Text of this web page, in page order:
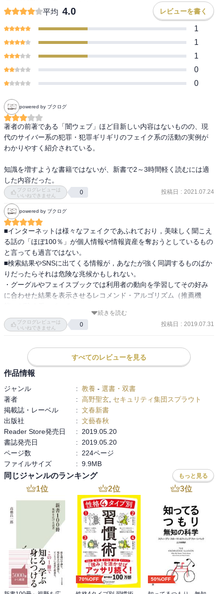
振り込め詐欺につながる偽メール。
人間の欲望につけ込む偽「出会い系」。
いまや誰もが「フェイク」の被害者になりうる時代なのだ。前作
『闇（ダーク）ウェブ』で、インターネットの闇世界をいち早く指
間にはびこる「フェイク」の実態に迫り、その上で、この情報社会
を生き抜くための心得を伝授する。
平均 4.0 レビューを書く
1
1
1
0
0
powered by ブクログ
著者の前著である「闇ウェブ」ほど目新しい内容はないものの、現
代のサイバー系の犯罪・犯罪ギリギリのフェイク系の活動の実例が
わかりやすく紹介されている。
知識を増すような書籍ではないが、新書で2～3時間軽く読むには適
した内容だった。
ブクログレビューは
いいねできません
0 投稿日 : 2021.07.24
powered by ブクログ
■インターネットは様々なフェイクであふれており，美味しく聞こえ
る話の「ほぼ100％」が個人情報や情報資産を奪おうとしているもの
と言っても過言ではない。
■検索結果やSNSに出てくる情報が，あなたが強く同調するものばか
りだったらそれは危険な兆候かもしれない。
・グーグルやフェイスブックでは利用者の動向を学習してその好み
に合わせた結果を表示させるレコメンド・アルゴリズム（推薦機
・見たいものばかりが表示されるという副作用が「フィルターバブ
ル」
自分と同じ考えだ」と錯覚するおそれが生じる
■数あるニュースの見出しだけを読んで反応する人たちが増えた。情
報量の増加により，一つ一つのニュースへの理解度が下がっている
■情報の洪水に溺れないよう入ってくる量をコントロールすることが
必要。
・時には情報の流入を遮断する時間を持つことが大事
・情報と向き合うということは孤独と向き合うということ
続きを読む
ブクログレビューは
いいねできません
0 投稿日 : 2019.07.31
すべてのレビューを見る
作品情報
ジャンル : 教養 - 選書・双書
著者
: 高野聖玄 セキュリティ集団スプラウト
掲載誌・レーベル
: 文春新書
出版社
: 文藝春秋
Reader Store発売日
:
2019.05.20
書誌発売日
:
2019.05.20
ページ数
:
224ページ
ファイルサイズ
: 9.9MB
同じジャンルのランキング もっと見る
1位 2位
70%OFF
3位
50%OFF